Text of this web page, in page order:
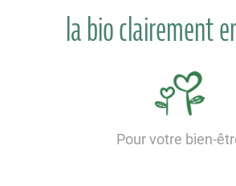
la bio clairement
Pour votre bien-